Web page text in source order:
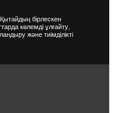
Қытайдың бірлескен
көлемді ұлғайту,
және тиімділікті